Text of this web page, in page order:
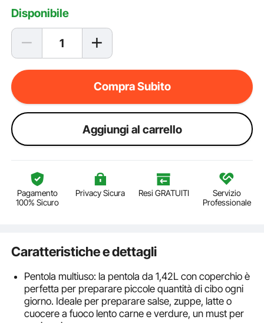
Disponibile
Compra Subito
Aggiungi al carrello
Pagamento
100% Sicuro
Privacy Sicura Resi GRATUITI
Servizio
Professionale
Caratteristiche e dettagli
Pentola multiuso: la pentola da 1,42L con coperchio è
perfetta per preparare piccole quantità di cibo ogni
giorno. Ideale per preparare salse, zuppe, latte o
cuocere a fuoco lento carne e verdure, un must per